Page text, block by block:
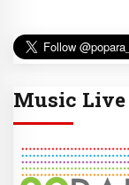
Music Live